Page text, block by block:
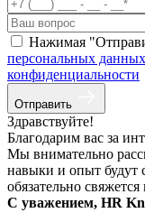
Нажимая
персональных данных
конфиденциальности
Отправить
Здравствуйте!
Благодарим вас за
Мы внимательно
навыки и опыт будут
обязательно
С уважением, HR